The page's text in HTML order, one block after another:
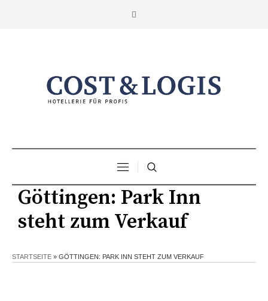
Göttingen: Park Inn
steht zum Verkauf
STARTSEITE » GÖTTINGEN: PARK INN STEHT ZUM VERKAUF